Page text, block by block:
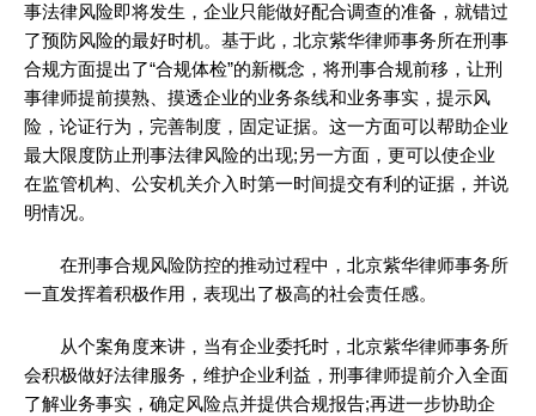
事法律风险即将发生，企业只能做好配合调查的准备，就错过
了预防风险的最好时机。基于此，北京紫华律师事务所在刑事
合规方面提出了“合规体检”的新概念，将刑事合规前移，让刑
事律师提前摸熟、摸透企业的业务条线和业务事实，提示风
险，论证行为，完善制度，固定证据。这一方面可以帮助企业
最大限度防止刑事法律风险的出现;另一方面，更可以使企业
在监管机构、公安机关介入时第一时间提交有利的证据，并说
明情况。
在刑事合规风险防控的推动过程中，北京紫华律师事务所
一直发挥着积极作用，表现出了极高的社会责任感。
从个案角度来讲，当有企业委托时，北京紫华律师事务所
会积极做好法律服务，维护企业利益，刑事律师提前介入全面
了解业务事实，确定风险点并提供合规报告;再进一步协助企